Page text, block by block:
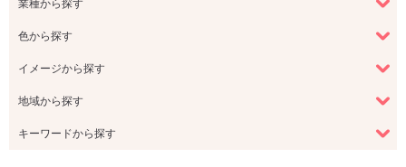
業種から探す
色から探す
イメージから探す
地域から探す
キーワードから探す